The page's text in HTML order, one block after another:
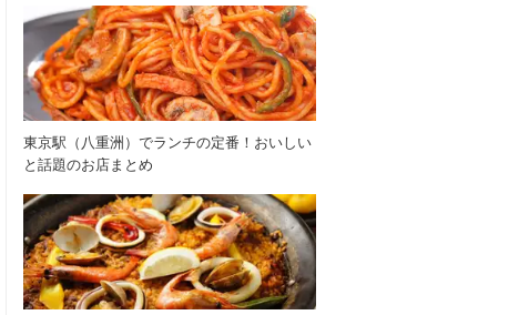
東京駅（八重洲）でランチの定番！おいしい
と話題のお店まとめ